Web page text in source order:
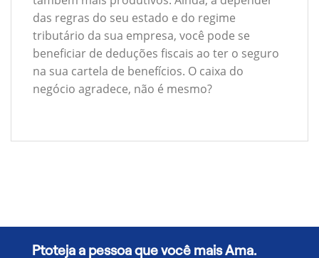
das regras do seu estado e do regime
tributário da sua empresa, você pode se
beneficiar de deduções fiscais ao ter o seguro
na sua cartela de benefícios. O caixa do
negócio agradece, não é mesmo?
Ptoteja a pessoa que você mais Ama.